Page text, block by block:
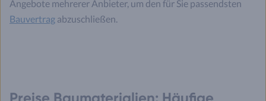
Angebote mehrerer Anbieter, um den für Sie passendsten
Bauvertrag abzuschließen.